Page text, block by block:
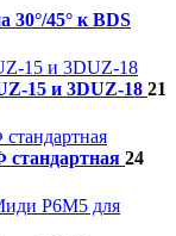
30°/45° к BDS
15 и 3DUZ-18 21
24